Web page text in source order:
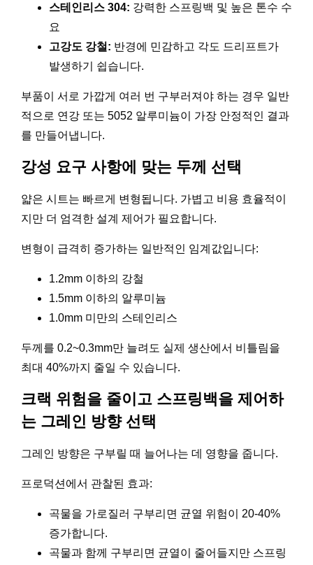
스테인리스 304: 강력한 스프링백 및 높은 톤수 수
요
고강도 강철: 반경에 민감하고 각도 드리프트가
발생하기 쉽습니다.
부품이 서로 가깝게 여러 번 구부러져야 하는 경우 일반
적으로 연강 또는 5052 알루미늄이 가장 안정적인 결과
를 만들어냅니다.
강성 요구 사항에 맞는 두께 선택
얇은 시트는 빠르게 변형됩니다. 가볍고 비용 효율적이
지만 더 엄격한 설계 제어가 필요합니다.
변형이 급격히 증가하는 일반적인 임계값입니다:
1.2mm 이하의 강철
1.5mm 이하의 알루미늄
1.0mm 미만의 스테인리스
두께를 0.2~0.3mm만 늘려도 실제 생산에서 비틀림을
최대 40%까지 줄일 수 있습니다.
크랙 위험을 줄이고 스프링백을 제어하
는 그레인 방향 선택
그레인 방향은 구부릴 때 늘어나는 데 영향을 줍니다.
프로덕션에서 관찰된 효과:
곡물을 가로질러 구부리면 균열 위험이 20-40%
증가합니다.
곡물과 함께 구부리면 균열이 줄어들지만 스프링